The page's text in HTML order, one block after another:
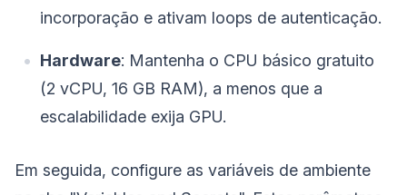
incorporação e ativam loops de autenticação.
Hardware: Mantenha o CPU básico gratuito
(2 vCPU, 16 GB RAM), a menos que a
escalabilidade exija GPU.
Em seguida, configure as variáveis de ambiente